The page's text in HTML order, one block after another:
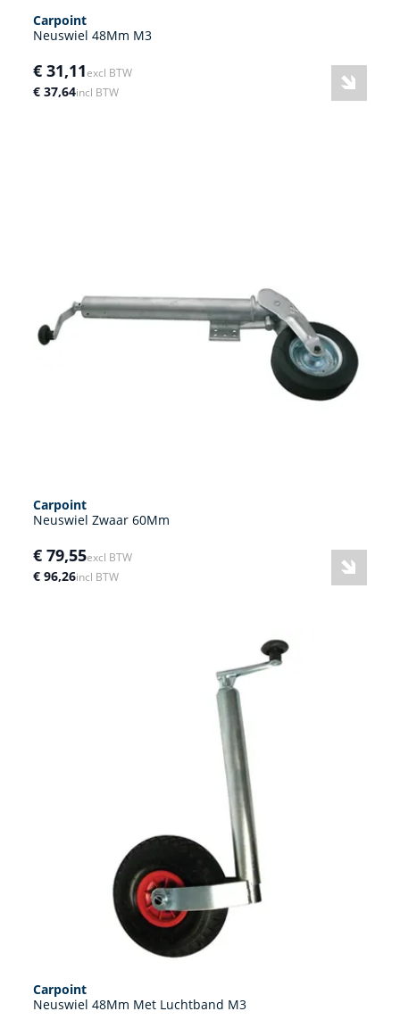
Carpoint
Neuswiel 48Mm M3
€ 31,11excl BTW
€ 37,64incl BTW
Carpoint
Neuswiel Zwaar 60Mm
€ 79,55excl BTW
€ 96,26incl BTW
Carpoint
Neuswiel 48Mm Met Luchtband M3